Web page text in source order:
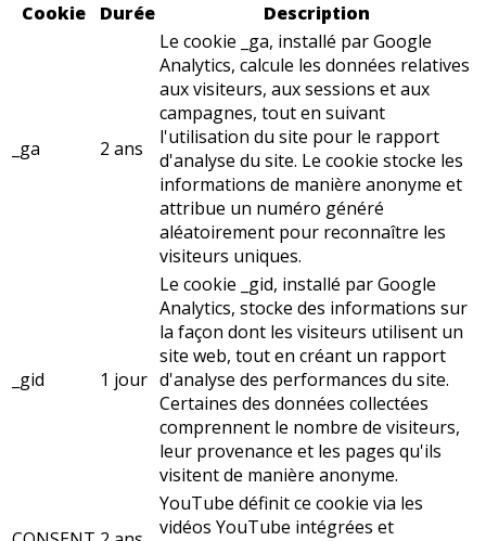
Cookie
Durée Description
_ga 2 ans
Le cookie _ga, installé par Google
Analytics, calcule les données relatives
aux visiteurs, aux sessions et aux
campagnes, tout en suivant
l'utilisation du site pour le rapport
d'analyse du site. Le cookie stocke les
informations de manière anonyme et
attribue un numéro généré
aléatoirement pour reconnaître les
visiteurs uniques.
_gid 1 jour
Le cookie _gid, installé par Google
Analytics, stocke des informations sur
la façon dont les visiteurs utilisent un
site web, tout en créant un rapport
d'analyse des performances du site.
Certaines des données collectées
comprennent le nombre de visiteurs,
leur provenance et les pages qu'ils
visitent de manière anonyme.
YouTube définit ce cookie via les
vidéos YouTube intégrées et